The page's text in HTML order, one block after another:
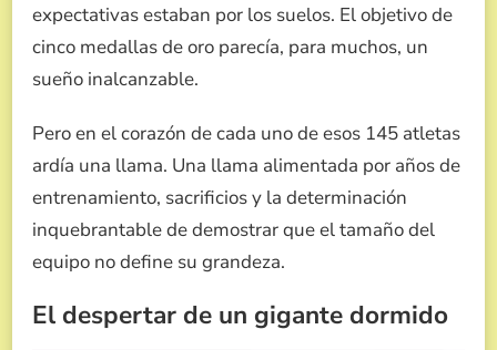
expectativas estaban por los suelos. El objetivo de
cinco medallas de oro parecía, para muchos, un
sueño inalcanzable.
Pero en el corazón de cada uno de esos 145 atletas
ardía una llama. Una llama alimentada por años de
entrenamiento, sacrificios y la determinación
inquebrantable de demostrar que el tamaño del
equipo no define su grandeza.
El despertar de un gigante dormido